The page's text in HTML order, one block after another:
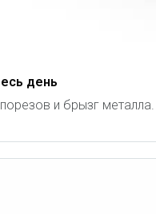
день
и брызг металла.